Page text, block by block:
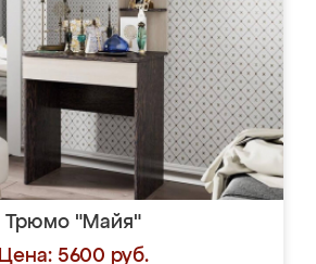
Трюмо "Майя"
Цена: 5600 руб.